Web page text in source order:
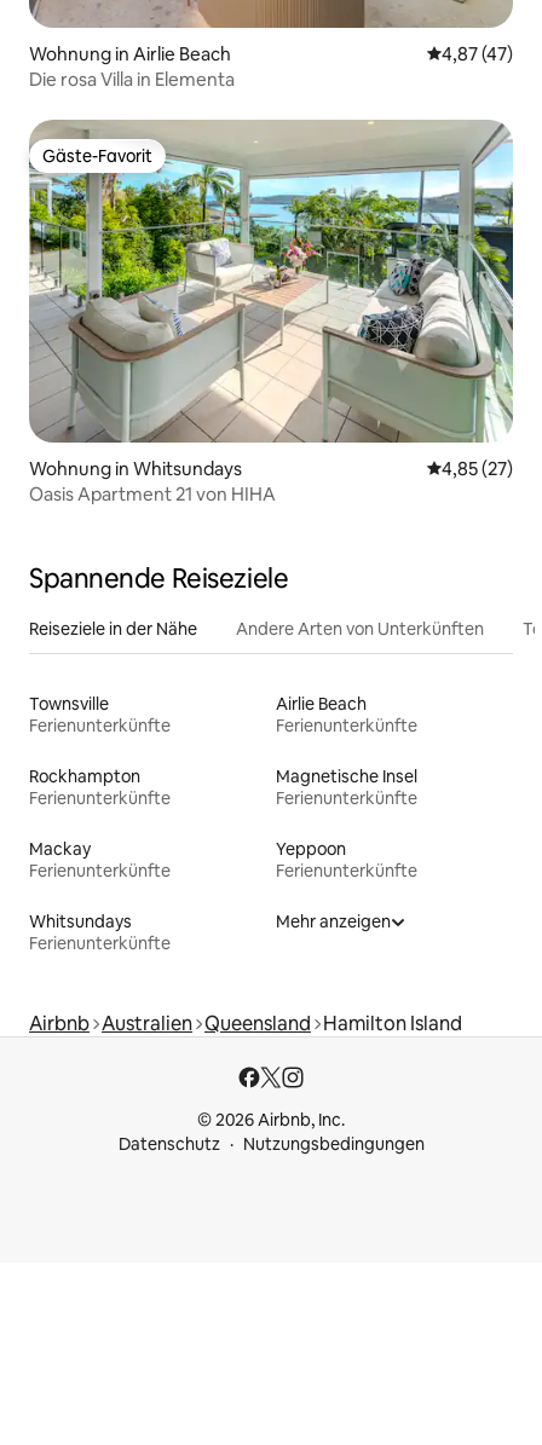
Wohnung in Airlie Beach
4,87 (47)
Die rosa Villa in Elementa
Gäste-Favorit
Gäste-Favorit
Wohnung in Whitsundays
4,85 (27)
Oasis Apartment 21 von HIHA
Spannende Reiseziele
Reiseziele in der Nähe Andere Arten von Unterkünften
Townsville
Ferienunterkünfte
Airlie Beach
Ferienunterkünfte
Rockhampton
Ferienunterkünfte
Magnetische Insel
Ferienunterkünfte
Mackay
Ferienunterkünfte
Yeppoon
Ferienunterkünfte
Whitsundays
Ferienunterkünfte
Mehr anzeigen
Airbnb Australien Queensland Hamilton Island
© 2026 Airbnb, Inc.
Datenschutz
Nutzungsbedingungen